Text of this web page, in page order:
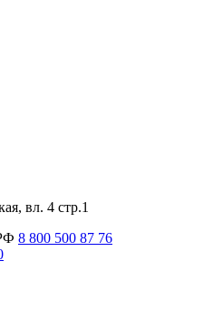
вл. 4 стр.1
8 800 500 87 76